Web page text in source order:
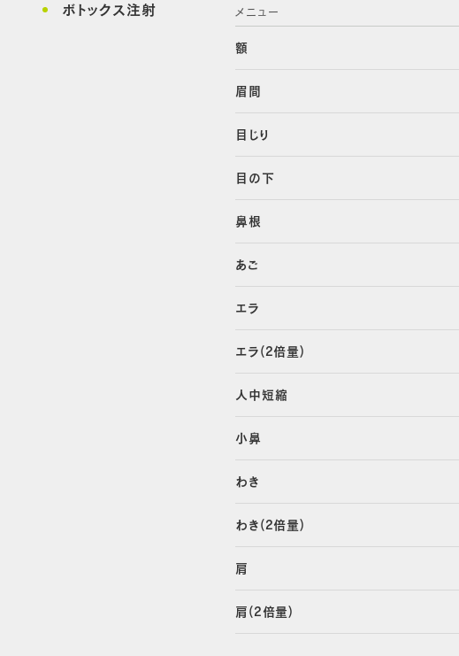
ボトックス注射 メニュー
額
眉間
目じり
目の下
鼻根
あご
エラ
エラ(2倍量)
人中短縮
小鼻
わき
わき(2倍量)
肩
肩(2倍量)